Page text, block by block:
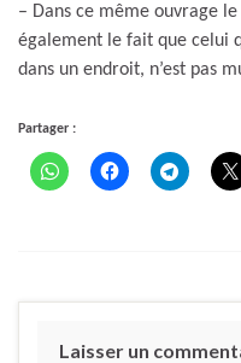
– Dans ce même ouvrage
également le fait que celui
dans un endroit, n’est pas
Partager :
Laisser un